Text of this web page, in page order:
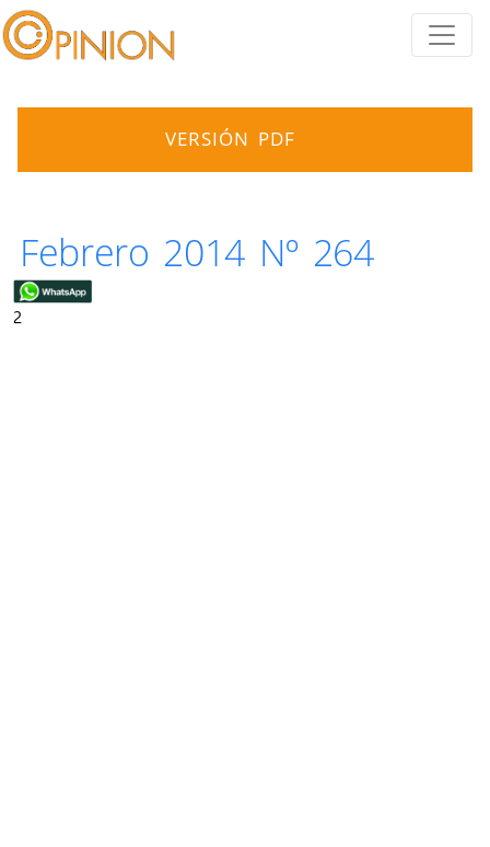
VERSIÓN PDF
Febrero 2014 Nº 264
2